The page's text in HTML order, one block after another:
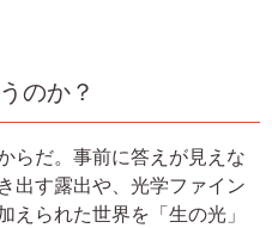
のか？
らだ。事前に答えが見えな
出す露出や、光学ファイン
えられた世界を「生の光」